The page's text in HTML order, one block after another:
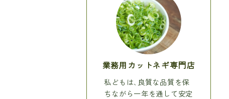
業務用カットネギ専門店
私どもは､良質な品質を保
ちながら一年を通して安定